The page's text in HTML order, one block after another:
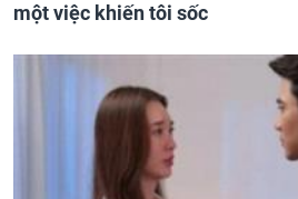
một việc khiến tôi sốc